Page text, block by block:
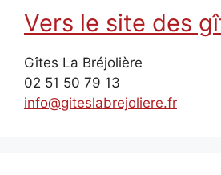
Vers le site des
Gîtes La Bréjolière
02 51 50 79 13
info@giteslabrejoliere.fr